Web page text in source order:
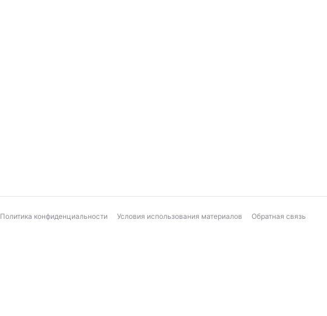
Политика конфиденциальности Условия использования материалов Обратная связь